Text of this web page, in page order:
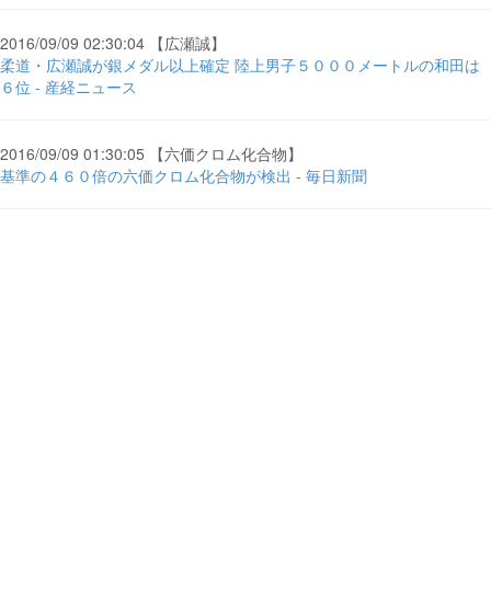
2016/09/09 02:30:04 【広瀬誠】
柔道・広瀬誠が銀メダル以上確定 陸上男子５０００メートルの和田は
６位 - 産経ニュース
2016/09/09 01:30:05 【六価クロム化合物】
基準の４６０倍の六価クロム化合物が検出 - 毎日新聞